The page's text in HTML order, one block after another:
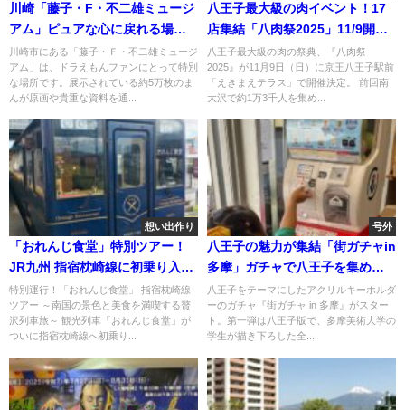
川崎「藤子・F・不二雄ミュージ
アム」ピュアな心に戻れる場
所！
川崎市にある「藤子・Ｆ・不二雄ミュージ
アム」は、ドラえもんファンにとって特別
な場所です。展示されている約5万枚のま
んが原画や貴重な資料を通...
八王子最大級の肉イベント！17
店集結「八肉祭2025」11/9開
催！
八王子最大級の肉の祭典、『八肉祭
2025』が11月9日（日）に京王八王子駅前
「えきまえテラス」で開催決定。 前回南
大沢で約1万3千人を集め...
想い出作り
「おれんじ食堂」特別ツアー！
JR九州 指宿枕崎線に初乗り入
れ！
特別運行！「おれんじ食堂」 指宿枕崎線
ツアー ～南国の景色と美食を満喫する贅
沢列車旅～ 観光列車「おれんじ食堂」が
ついに指宿枕崎線へ初乗り...
号外
八王子の魅力が集結「街ガチャin
多摩」ガチャで八王子を集めよ
う！
八王子をテーマにしたアクリルキーホルダ
ーのガチャ『街ガチャ in 多摩』がスター
ト。第一弾は八王子版で、多摩美術大学の
学生が描き下ろした全...